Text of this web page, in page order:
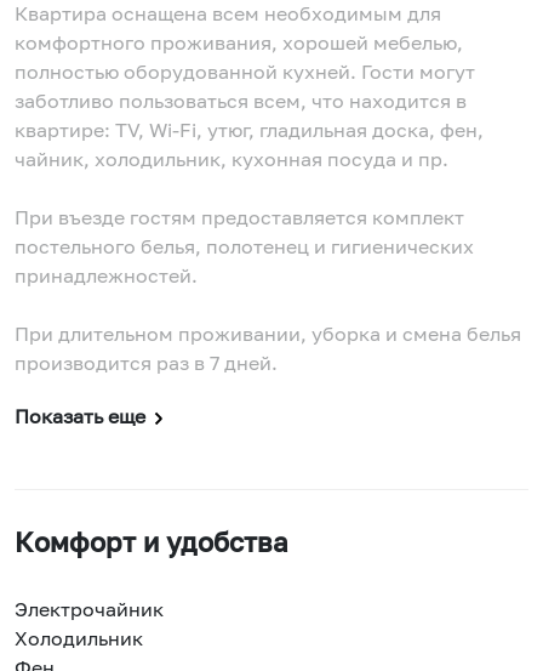
Квартира оснащена всем необходимым для
комфортного проживания, хорошей мебелью,
полностью оборудованной кухней. Гости могут
заботливо пользоваться всем, что находится в
квартире: TV, Wi-Fi, утюг, гладильная доска, фен,
чайник, холодильник, кухонная посуда и пр.
При въезде гостям предоставляется комплект
постельного белья, полотенец и гигиенических
принадлежностей.
При длительном проживании, уборка и смена белья
производится раз в 7 дней.
Показать еще
Комфорт и удобства
Электрочайник
Холодильник